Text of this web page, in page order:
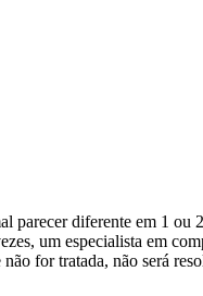
diferente em 1 ou
um especialista em
for tratada, não será